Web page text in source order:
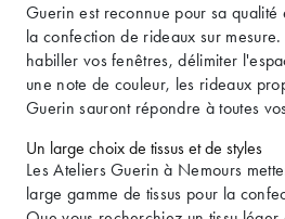
Guerin est reconnue pour sa
la confection de rideaux sur
habiller vos fenêtres, délimiter
une note de couleur, les rideaux
Guerin sauront répondre à toutes
Un large choix de tissus et de styles
Les Ateliers Guerin à Nemours
large gamme de tissus pour la